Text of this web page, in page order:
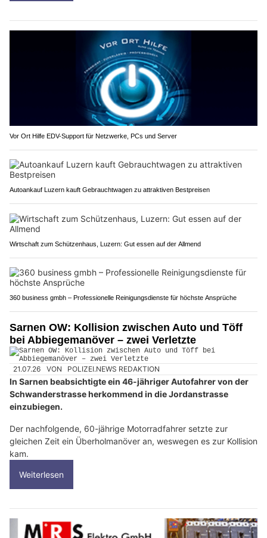
Vor Ort Hilfe EDV-Support für Netzwerke, PCs und Server
Autoankauf Luzern kauft Gebrauchtwagen zu attraktiven Bestpreisen
Wirtschaft zum Schützenhaus, Luzern: Gut essen auf der Allmend
360 business gmbh – Professionelle Reinigungsdienste für höchste Ansprüche
Sarnen OW: Kollision zwischen Auto und Töff
bei Abbiegemanöver – zwei Verletzte
21.07.26 VON POLIZEI.NEWS REDAKTION
In Sarnen beabsichtigte ein 46-jähriger Autofahrer von der
Schwanderstrasse herkommend in die Jordanstrasse
einzubiegen.
Der nachfolgende, 60-jährige Motorradfahrer setzte zur
gleichen Zeit ein Überholmanöver an, weswegen es zur Kollision
kam.
Weiterlesen